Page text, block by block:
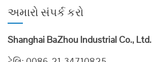
અમારો સંપર્ક કરો
Shanghai BaZhou Industrial Co., Ltd.